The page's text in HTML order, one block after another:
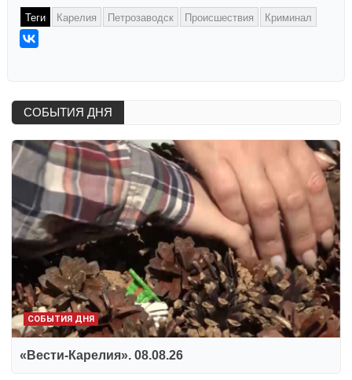
Теги Карелия Петрозаводск Происшествия Криминал
СОБЫТИЯ ДНЯ
СОБЫТИЯ ДНЯ
«Вести-Карелия». 08.08.26